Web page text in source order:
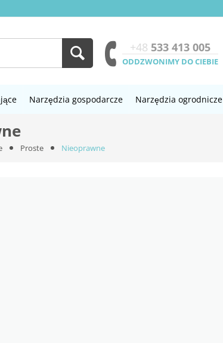
+48 533 413 005
ODDZWONIMY DO CIEBIE
Narzędzia gospodarcze Narzędzia ogrodnicze
Proste Nieoprawne